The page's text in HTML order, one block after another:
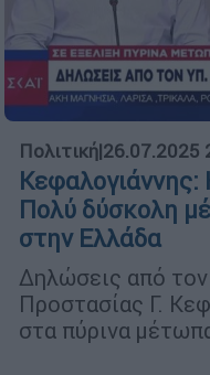
Πολιτική|26.07.2025
Κεφαλογιάννης:
Πολύ δύσκολη
στην Ελλάδα
Δηλώσεις από
Προστασίας Γ.
στα πύρινα